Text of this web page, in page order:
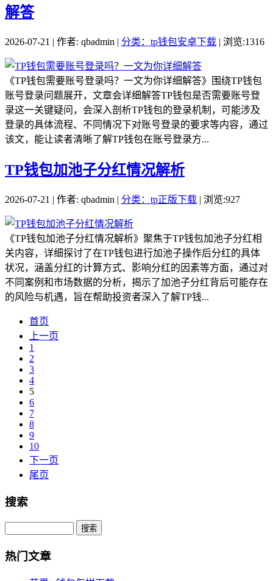
解答
2026-07-21 | 作者: qbadmin | 分类：tp钱包安卓下载 | 浏览:1316
《TP钱包需要账号登录吗？一文为你详细解答》围绕TP钱包
账号登录问题展开，文章会详细解答TP钱包是否需要账号登
录这一关键疑问，会深入剖析TP钱包的登录机制，可能涉及
登录的具体流程、不同情况下对账号登录的要求等内容，通过
该文，能让读者清晰了解TP钱包在账号登录方...
TP钱包加池子分红情况解析
2026-07-21 | 作者: qbadmin | 分类：tp正版下载 | 浏览:927
《TP钱包加池子分红情况解析》聚焦于TP钱包加池子分红相
关内容，详细探讨了在TP钱包进行加池子操作后分红的具体
状况，涵盖分红的计算方式、影响分红的因素等方面，通过对
不同案例和市场数据的分析，揭示了加池子分红背后可能存在
的风险与机遇，旨在帮助投资者深入了解TP钱...
首页
上一页
1
2
3
4
5
6
7
8
9
10
下一页
尾页
搜索
Search
热门文章